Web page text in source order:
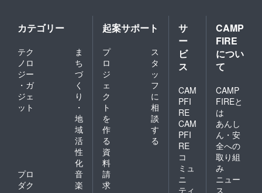
カテゴリー
テク
ノロ
ジー
・ガ
ジェ
ット
ま
ち
づ
く
り
・
地
域
活
性
化
プロ
ダク
音
楽
起案サポート
プ
ロ
ジ
ェ
ク
ト
を
作
る
ス
タ
ッ
フ
に
相
談
す
る
資
料
請
求
サ
ー
ビ
ス
CAM
PFI
RE
CAM
PFI
RE
コ
ミュ
ニ
ティ
CAMP
FIRE
につい
て
CAMP
FIREと
は
あんし
ん・安
全への
取り組
み
ニュー
ス